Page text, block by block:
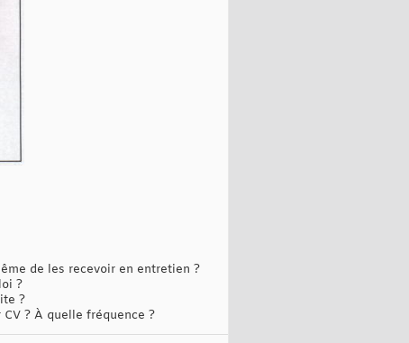
de les recevoir en entretien ?
?
?
? À quelle fréquence ?